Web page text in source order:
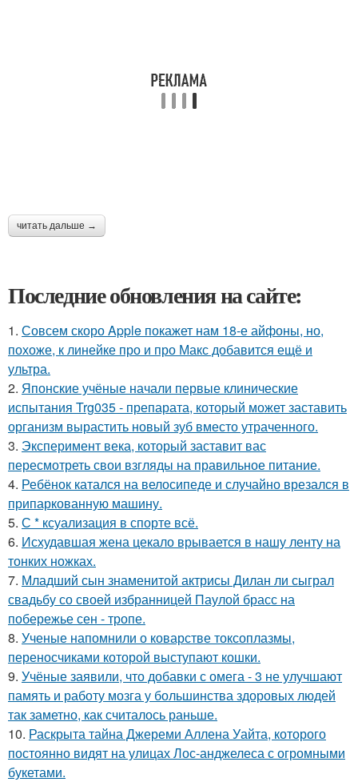
читать дальше →
Последние обновления на сайте:
1. Совсем скоро Apple покажет нам 18-е айфоны, но,
похоже, к линейке про и про Макс добавится ещё и
ультра.
2. Японские учёные начали первые клинические
испытания Trg035 - препарата, который может заставить
организм вырастить новый зуб вместо утраченного.
3. Эксперимент века, который заставит вас
пересмотреть свои взгляды на правильное питание.
4. Ребёнок катался на велосипеде и случайно врезался в
припаркованную машину.
5. С * ксуализация в спорте всё.
6. Исхудавшая жена цекало врывается в нашу ленту на
тонких ножках.
7. Младший сын знаменитой актрисы Дилан ли сыграл
свадьбу со своей избранницей Паулой брасс на
побережье сен - тропе.
8. Ученые напомнили о коварстве токсоплазмы,
переносчиками которой выступают кошки.
9. Учёные заявили, что добавки с омега - 3 не улучшают
память и работу мозга у большинства здоровых людей
так заметно, как считалось раньше.
10. Раскрыта тайна Джереми Аллена Уайта, которого
постоянно видят на улицах Лос-анджелеса с огромными
букетами.